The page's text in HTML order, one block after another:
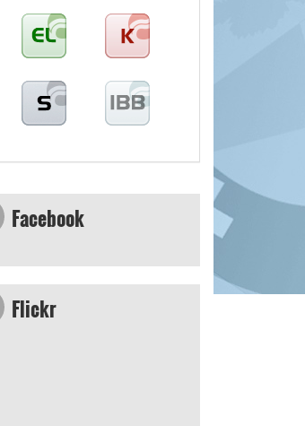
Facebook
Flickr